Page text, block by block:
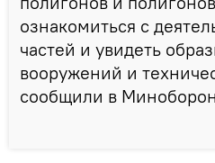
ознакомиться с
частей и увидеть
вооружений и
сообщили в